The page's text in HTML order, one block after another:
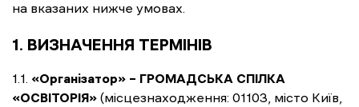
на вказаних нижче умовах.
1. ВИЗНАЧЕННЯ ТЕРМІНІВ
1.1. «Організатор» – ГРОМАДСЬКА СПІЛКА
«ОСВІТОРІЯ» (місцезнаходження: 01103, місто Київ,